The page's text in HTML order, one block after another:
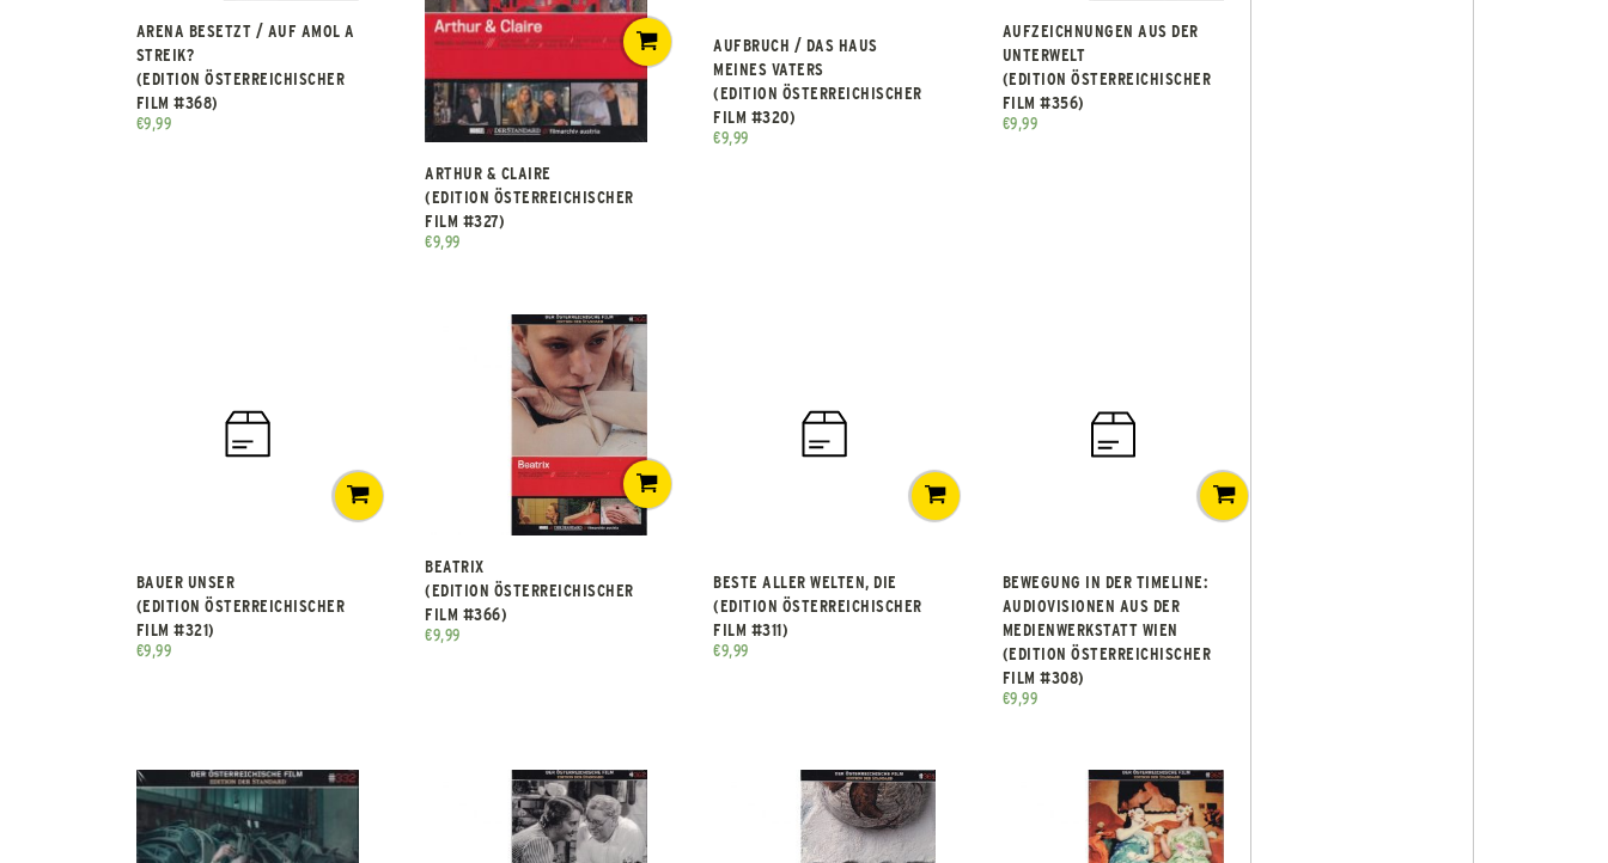
ARENA BESETZT / AUF AMOL A
STREIK?
(EDITION ÖSTERREICHISCHER
FILM #368)
€9,99
ARTHUR & CLAIRE
(EDITION ÖSTERREICHISCHER
FILM #327)
€9,99
AUFBRUCH / DAS HAUS
MEINES VATERS
(EDITION ÖSTERREICHISCHER
FILM #320)
€9,99
AUFZEICHNUNGEN AUS DER
UNTERWELT
(EDITION ÖSTERREICHISCHER
FILM #356)
€9,99
BAUER UNSER
(EDITION ÖSTERREICHISCHER
FILM #321)
€9,99
BEATRIX
(EDITION ÖSTERREICHISCHER
FILM #366)
€9,99
BESTE ALLER WELTEN, DIE
(EDITION ÖSTERREICHISCHER
FILM #311)
€9,99
BEWEGUNG IN DER TIMELINE:
AUDIOVISIONEN AUS DER
MEDIENWERKSTATT WIEN
(EDITION ÖSTERREICHISCHER
FILM #308)
€9,99